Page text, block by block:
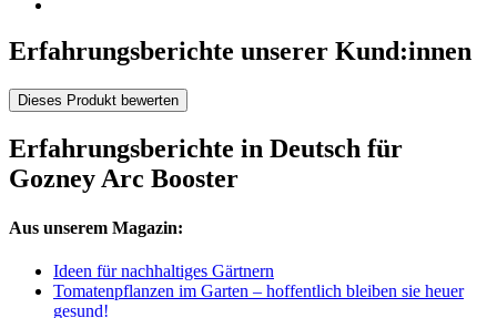
Erfahrungsberichte unserer Kund:innen
Dieses Produkt bewerten
Erfahrungsberichte in Deutsch für
Gozney Arc Booster
Aus unserem Magazin:
Ideen für nachhaltiges Gärtnern
Tomatenpflanzen im Garten – hoffentlich bleiben sie heuer
gesund!